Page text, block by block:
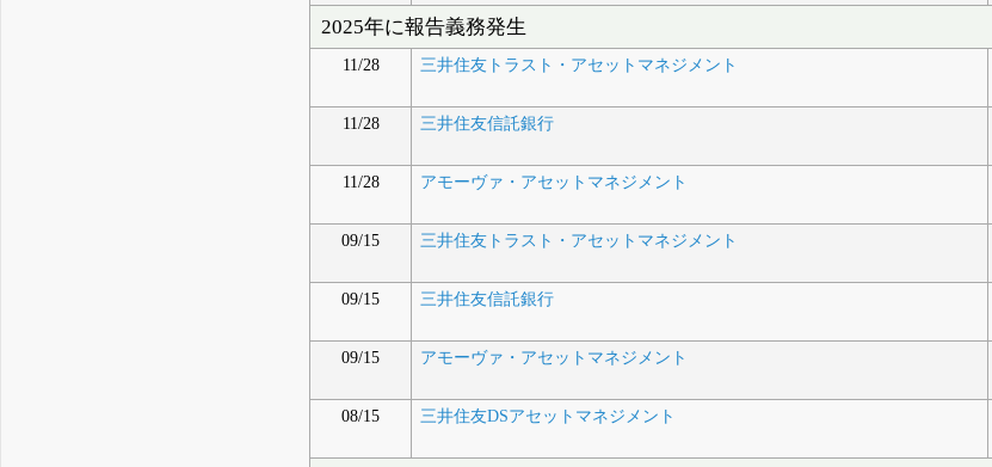
2025年に報告義務発生
11/28 三井住友トラスト・アセットマネジメント
11/28 三井住友信託銀行
11/28 アモーヴァ・アセットマネジメント
09/15 三井住友トラスト・アセットマネジメント
09/15 三井住友信託銀行
09/15 アモーヴァ・アセットマネジメント
08/15 三井住友DSアセットマネジメント